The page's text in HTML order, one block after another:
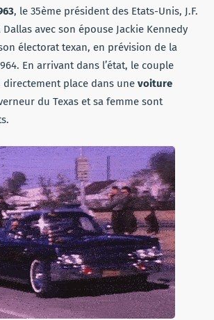
, le 35ème président des Etats-Unis, J.F.
avec son épouse Jackie Kennedy
électorat texan, en prévision de la
En arrivant dans l’état, le couple
place dans une voiture
du Texas et sa femme sont